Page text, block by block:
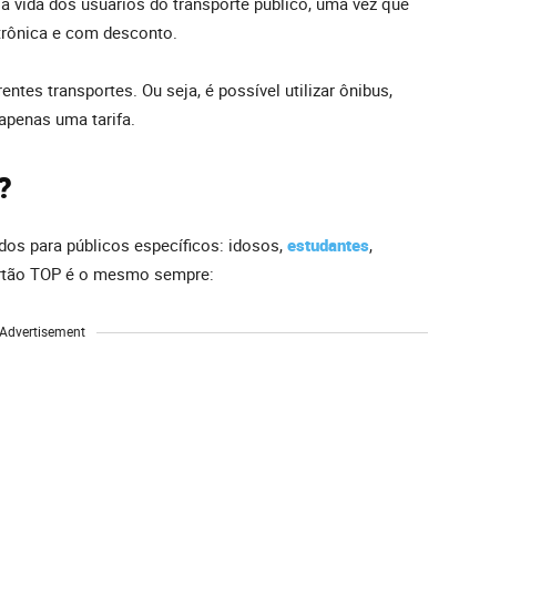
e com desconto.
transportes. Ou seja, é possível utilizar ônibus,
uma tarifa.
para públicos específicos: idosos, estudantes,
TOP é o mesmo sempre:
Advertisement